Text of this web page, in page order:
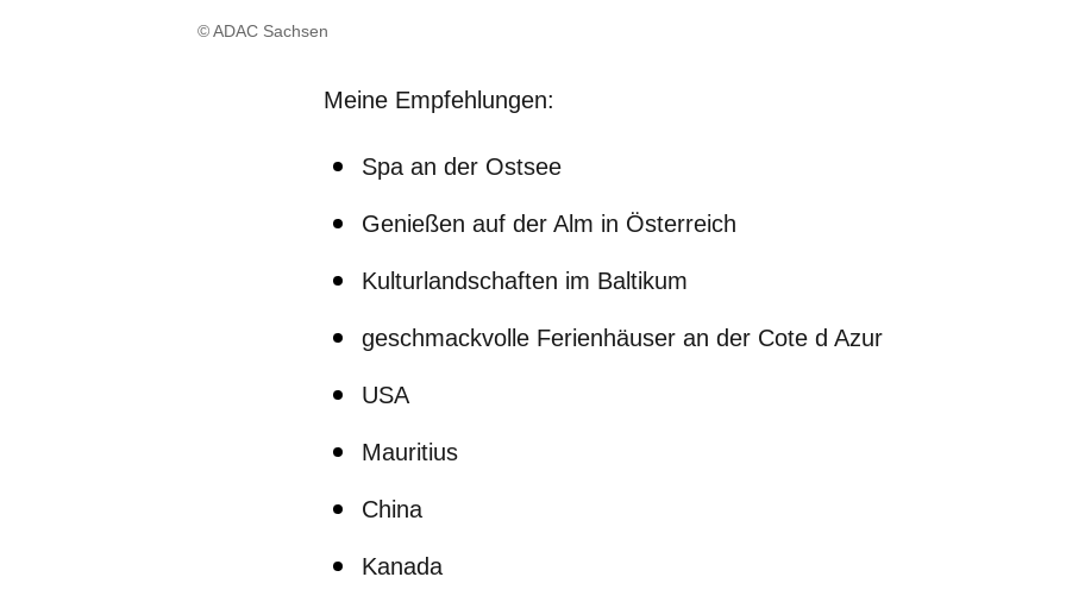
© ADAC Sachsen
Meine Empfehlungen:
Spa an der Ostsee
Genießen auf der Alm in Österreich
Kulturlandschaften im Baltikum
geschmackvolle Ferienhäuser an der Cote d Azur
USA
Mauritius
China
Kanada